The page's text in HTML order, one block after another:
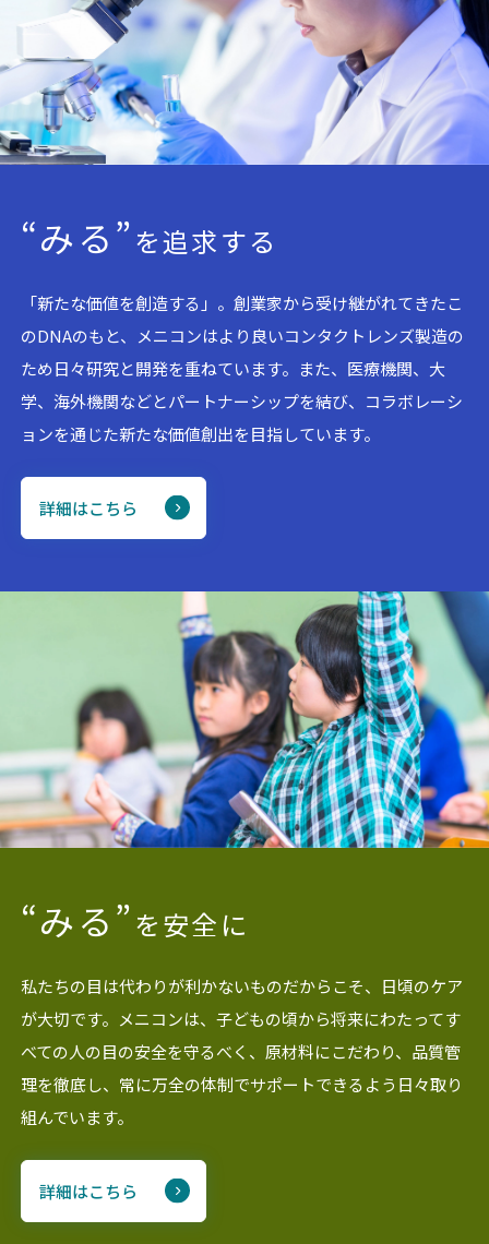
“みる” を追求する
「新たな価値を創造する」。創業家から受け継がれてきたこ
のDNAのもと、メニコンはより良いコンタクトレンズ製造の
ため日々研究と開発を重ねています。また、医療機関、大
学、海外機関などとパートナーシップを結び、コラボレーシ
ョンを通じた新たな価値創出を目指しています。
詳細はこちら
“みる”を安全に
私たちの目は代わりが利かないものだからこそ、日頃のケア
が大切です。メニコンは、子どもの頃から将来にわたってす
べての人の目の安全を守るべく、原材料にこだわり、品質管
理を徹底し、常に万全の体制でサポートできるよう日々取り
組んでいます。
詳細はこちら